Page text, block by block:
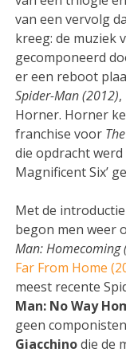
van een vervolg
kreeg: de muziek
gecomponeerd
er een reboot
Spider-Man (2012)
Horner. Horner
franchise voor
die opdracht werd
Magnificent Six’
Met de
begon men weer
Man: Homecoming
Far From Home
meest recente
Man: No Way
geen
Giacchinodie de